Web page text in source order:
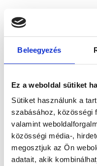
Beleegyezés
Ez a weboldal sütiket
Sütiket használunk a
szabásához, közösségi
valamint
közösségi média-,
megosztjuk az Ön
adatait, akik